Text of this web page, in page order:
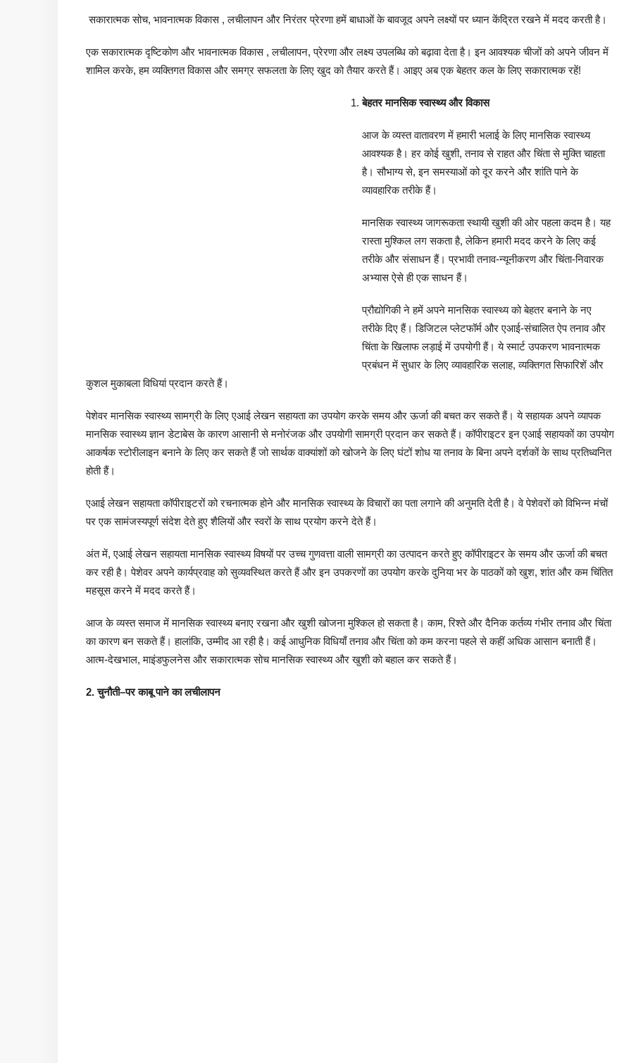
सकारात्मक सोच, भावनात्मक विकास , लचीलापन और निरंतर प्रेरणा हमें बाधाओं के बावजूद अपने लक्ष्यों पर ध्यान केंद्रित रखने में मदद करती है।
एक सकारात्मक दृष्टिकोण और भावनात्मक विकास , लचीलापन, प्रेरणा और लक्ष्य उपलब्धि को बढ़ावा देता है। इन आवश्यक चीजों को अपने जीवन में
शामिल करके, हम व्यक्तिगत विकास और समग्र सफलता के लिए खुद को तैयार करते हैं। आइए अब एक बेहतर कल के लिए सकारात्मक रहें!
बेहतर मानसिक स्वास्थ्य और विकास
आज के व्यस्त वातावरण में हमारी भलाई के लिए मानसिक स्वास्थ्य
आवश्यक है। हर कोई खुशी, तनाव से राहत और चिंता से मुक्ति चाहता
है। सौभाग्य से, इन समस्याओं को दूर करने और शांति पाने के
व्यावहारिक तरीके हैं।
मानसिक स्वास्थ्य जागरूकता स्थायी खुशी की ओर पहला कदम है। यह
रास्ता मुश्किल लग सकता है, लेकिन हमारी मदद करने के लिए कई
तरीके और संसाधन हैं। प्रभावी तनाव-न्यूनीकरण और चिंता-निवारक
अभ्यास ऐसे ही एक साधन हैं।
प्रौद्योगिकी ने हमें अपने मानसिक स्वास्थ्य को बेहतर बनाने के नए
तरीके दिए हैं। डिजिटल प्लेटफॉर्म और एआई-संचालित ऐप तनाव और
चिंता के खिलाफ लड़ाई में उपयोगी हैं। ये स्मार्ट उपकरण भावनात्मक
प्रबंधन में सुधार के लिए व्यावहारिक सलाह, व्यक्तिगत सिफारिशें और
कुशल मुकाबला विधियां प्रदान करते हैं।
पेशेवर मानसिक स्वास्थ्य सामग्री के लिए एआई लेखन सहायता का उपयोग करके समय और ऊर्जा की बचत कर सकते हैं। ये सहायक अपने व्यापक
मानसिक स्वास्थ्य ज्ञान डेटाबेस के कारण आसानी से मनोरंजक और उपयोगी सामग्री प्रदान कर सकते हैं। कॉपीराइटर इन एआई सहायकों का उपयोग
आकर्षक स्टोरीलाइन बनाने के लिए कर सकते हैं जो सार्थक वाक्यांशों को खोजने के लिए घंटों शोध या तनाव के बिना अपने दर्शकों के साथ प्रतिध्वनित
होती हैं।
एआई लेखन सहायता कॉपीराइटरों को रचनात्मक होने और मानसिक स्वास्थ्य के विचारों का पता लगाने की अनुमति देती है। वे पेशेवरों को विभिन्न मंचों
पर एक सामंजस्यपूर्ण संदेश देते हुए शैलियों और स्वरों के साथ प्रयोग करने देते हैं।
अंत में, एआई लेखन सहायता मानसिक स्वास्थ्य विषयों पर उच्च गुणवत्ता वाली सामग्री का उत्पादन करते हुए कॉपीराइटर के समय और ऊर्जा की बचत
कर रही है। पेशेवर अपने कार्यप्रवाह को सुव्यवस्थित करते हैं और इन उपकरणों का उपयोग करके दुनिया भर के पाठकों को खुश, शांत और कम चिंतित
महसूस करने में मदद करते हैं।
आज के व्यस्त समाज में मानसिक स्वास्थ्य बनाए रखना और खुशी खोजना मुश्किल हो सकता है। काम, रिश्ते और दैनिक कर्तव्य गंभीर तनाव और चिंता
का कारण बन सकते हैं। हालांकि, उम्मीद आ रही है। कई आधुनिक विधियाँ तनाव और चिंता को कम करना पहले से कहीं अधिक आसान बनाती हैं।
आत्म-देखभाल, माइंडफुलनेस और सकारात्मक सोच मानसिक स्वास्थ्य और खुशी को बहाल कर सकते हैं।
2.चुनौती–पर काबू पाने का लचीलापन